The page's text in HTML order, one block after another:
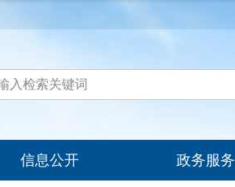
信息公开 政务服务